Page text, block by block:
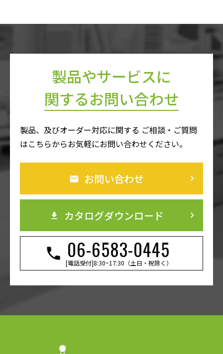
製品やサービスに
関するお問い合わせ
製品、及びオーダー対応に関する ご相談・ご質問
はこちらからお気軽にお問い合わせください。
お問い合わせ keyboard_arrow_right
カタログダウンロード keyboard_arrow_right
06-6583-0445
[電話受付]8:30~17:30（土日・祝除く）